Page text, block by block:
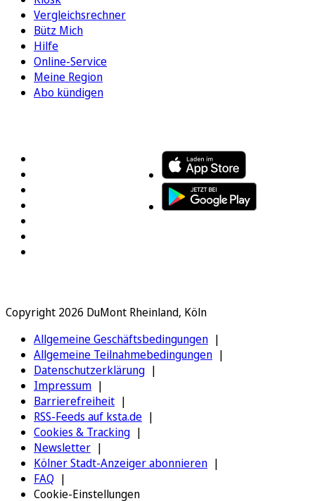
Vergleichsrechner
Bütz Mich
Hilfe
Online-Service
Meine Region
Abo kündigen
Copyright 2026 DuMont Rheinland, Köln
Allgemeine Geschäftsbedingungen
Allgemeine Teilnahmebedingungen
Datenschutzerklärung
Impressum
Barrierefreiheit
RSS-Feeds auf ksta.de
Cookies & Tracking
Newsletter
Kölner Stadt-Anzeiger abonnieren
FAQ
Cookie-Einstellungen